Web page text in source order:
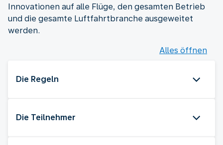
Innovationen auf alle Flüge, den gesamten Betrieb
und die gesamte Luftfahrtbranche ausgeweitet
werden.
Alles öffnen
Die Regeln
Die Teilnehmer